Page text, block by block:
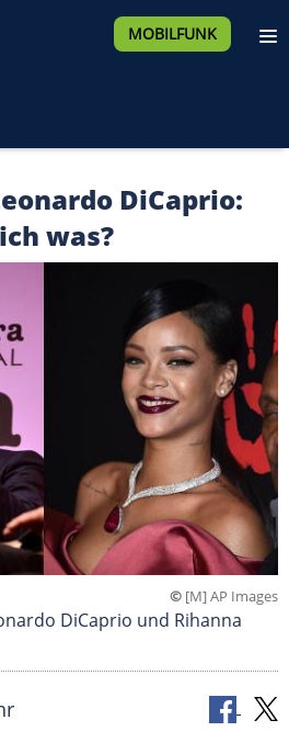
MOBILFUNK
DiCaprio:
was?
© [M] AP Images
DiCaprio und Rihanna